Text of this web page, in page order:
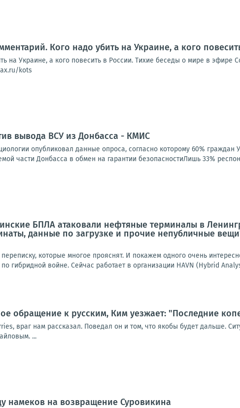
Кого надо убить на Украине, а кого
на Украине, а кого повесить в России. Тихие беседы о мире в эфире
kots
вывода ВСУ из Донбасса - КМИС
опубликовал данные опроса, согласно которому 60% граждан
части Донбасса в обмен на гарантии безопасностиЛишь 33%
БПЛА атаковали нефтяные терминалы в
данные по загрузке и прочие непубличные
которые многое прояснят. И покажем одного очень
гибридной войне. Сейчас работает в организации HAVN (Hybrid
обращение к русским, Ким уезжает: "Последние
враг нам рассказал. Поведал он и том, что якобы будет дальше.
...
намеков на возвращение Суровикина